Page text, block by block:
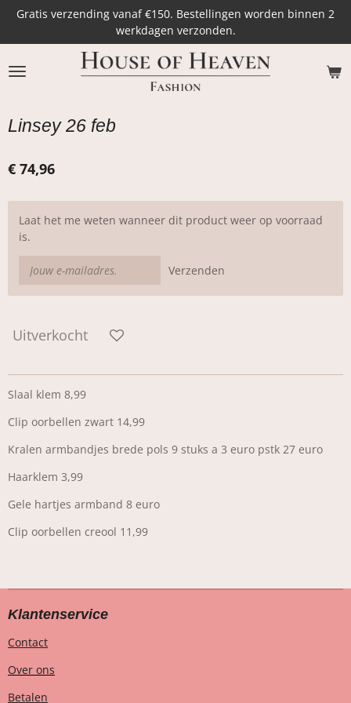
Ga
naar
de
hoofdinhoud
Gratis verzending vanaf €150. Bestellingen worden binnen 2
werkdagen verzonden.
Linsey 26 feb
€ 74,96
Laat het me weten wanneer dit product weer op voorraad
is.
Verzenden
Uitverkocht
Slaal klem 8,99
Clip oorbellen zwart 14,99
Kralen armbandjes brede pols 9 stuks a 3 euro pstk 27 euro
Haarklem 3,99
Gele hartjes armband 8 euro
Clip oorbellen creool 11,99
Klantenservice
Contact
Over ons
Betalen